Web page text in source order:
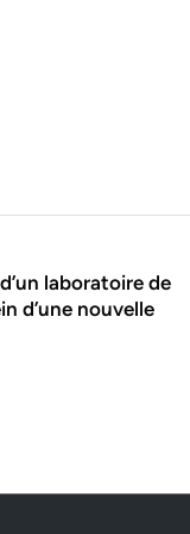
laboratoire de
d’une nouvelle